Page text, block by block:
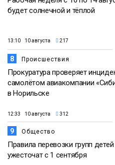
будет солнечной и тёплой
13:10 10 августа 217
8 Происшествия
Прокуратура проверяет
самолётом авиакомпании
в Норильске
12:33 10 августа 312
9 Общество
Правила перевозки групп детей
ужесточат с 1 сентября